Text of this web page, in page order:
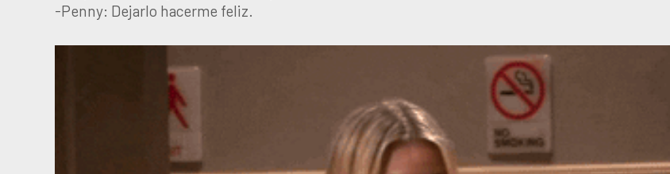
-Penny: Dejarlo hacerme feliz.